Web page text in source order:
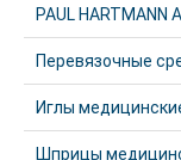
PAUL
Перевязочные
Иглы
Шприцы